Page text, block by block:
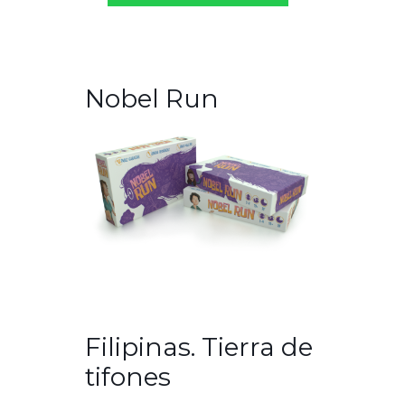
Nobel Run
Filipinas. Tierra de
tifones